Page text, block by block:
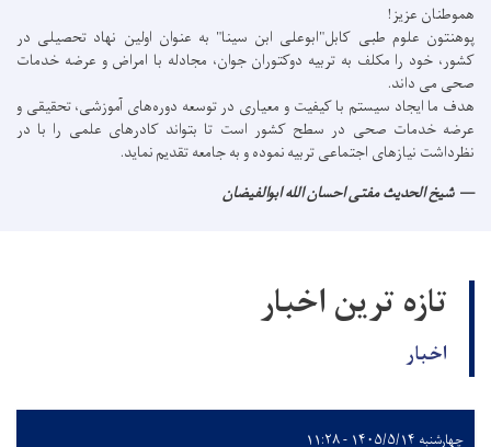
هموطنان عزیز!
پوهنتون علوم طبی کابل"ابوعلی ابن سینا" به عنوان اولین نهاد تحصیلی در
کشور، خود را مکلف به تربیه دوکتوران جوان، مجادله با امراض و عرضه خدمات
صحی می داند.
هدف ما ایجاد سیستم با کیفیت و معیاری در توسعه دوره‌های آموزشی، تحقیقی و
عرضه خدمات صحی در سطح کشور است تا بتواند کادرهای علمی را با در
نظرداشت نیازهای اجتماعی تربیه نموده و به جامعه تقدیم نماید.
شیخ الحدیث مفتی احسان الله ابوالفیضان
تازه ترین اخبار
اخبار
چهارشنبه ۱۴۰۵/۵/۱۴ - ۱۱:۲۸